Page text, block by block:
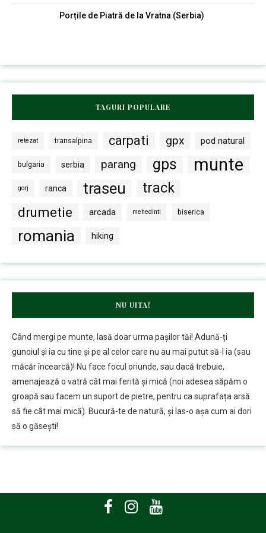
Porțile de Piatră de la Vratna (Serbia)
TAGURI POPULARE
retezat transalpina carpati gpx pod natural
bulgaria serbia parang gps munte
gorj ranca traseu track
drumetie arcada mehedinti biserica
romania hiking
NU UITA!
Când mergi pe munte, lasă doar urma pașilor tăi! Adună-ți
gunoiul și ia cu tine și pe al celor care nu au mai putut să-l ia (sau
măcăr încearcă)! Nu face focul oriunde, sau dacă trebuie,
amenajează o vatră cât mai ferită și mică (noi adesea săpăm o
groapă sau facem un suport de pietre, pentru ca suprafața arsă
să fie cât mai mică). Bucură-te de natură, și las-o așa cum ai dori
să o găsești!